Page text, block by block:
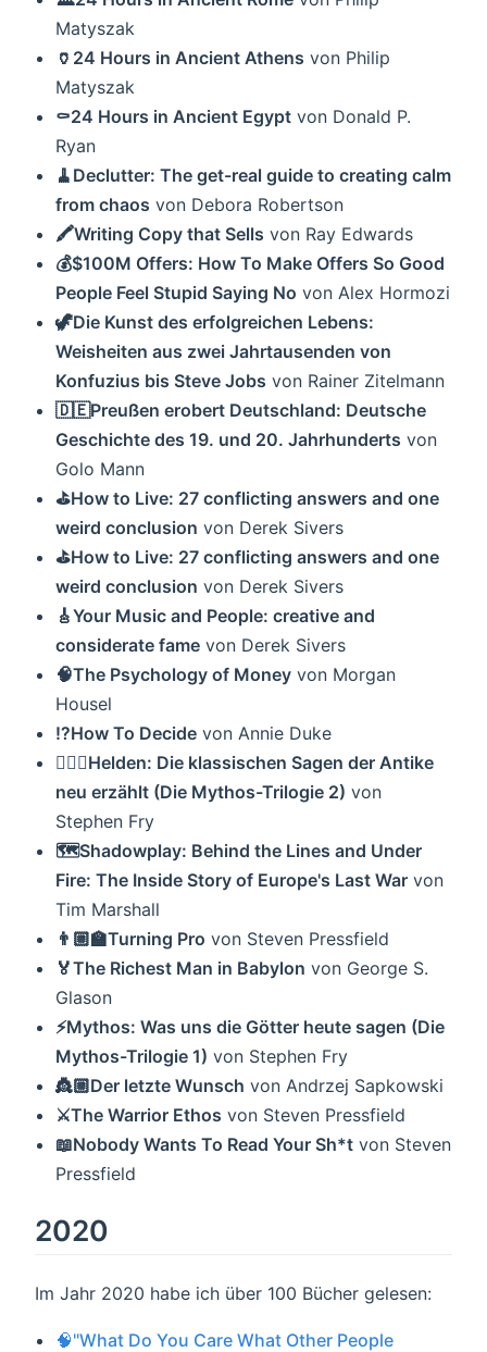
Matyszak
🏺24 Hours in Ancient Athens von Philip
Matyszak
⚰️24 Hours in Ancient Egypt von Donald P.
Ryan
🧹Declutter: The get-real guide to creating calm
from chaos von Debora Robertson
🖍Writing Copy that Sells von Ray Edwards
💰$100M Offers: How To Make Offers So Good
People Feel Stupid Saying No von Alex Hormozi
🦖Die Kunst des erfolgreichen Lebens:
Weisheiten aus zwei Jahrtausenden von
Konfuzius bis Steve Jobs von Rainer Zitelmann
🇩🇪Preußen erobert Deutschland: Deutsche
Geschichte des 19. und 20. Jahrhunderts von
Golo Mann
⛳️How to Live: 27 conflicting answers and one
weird conclusion von Derek Sivers
⛳️How to Live: 27 conflicting answers and one
weird conclusion von Derek Sivers
🎸Your Music and People: creative and
considerate fame von Derek Sivers
🧠The Psychology of Money von Morgan
Housel
⁉️How To Decide von Annie Duke
🦸🏼‍♂️Helden: Die klassischen Sagen der Antike
neu erzählt (Die Mythos-Trilogie 2) von
Stephen Fry
🗺Shadowplay: Behind the Lines and Under
Fire: The Inside Story of Europe's Last War von
Tim Marshall
👨🏼‍🏫Turning Pro von Steven Pressfield
🏅The Richest Man in Babylon von George S.
Glason
⚡️Mythos: Was uns die Götter heute sagen (Die
Mythos-Trilogie 1) von Stephen Fry
👸🏼Der letzte Wunsch von Andrzej Sapkowski
⚔️The Warrior Ethos von Steven Pressfield
📖Nobody Wants To Read Your Sh*t von Steven
Pressfield
2020
Im Jahr 2020 habe ich über 100 Bücher gelesen:
🧠"What Do You Care What Other People